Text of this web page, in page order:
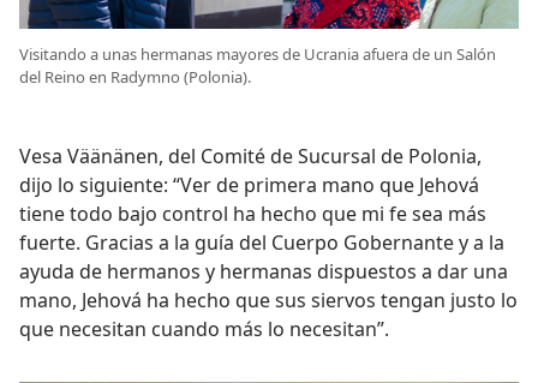
Visitando a unas hermanas mayores de Ucrania afuera de un Salón
del Reino en Radymno (Polonia).
Vesa Väänänen, del Comité de Sucursal de Polonia,
dijo lo siguiente: “Ver de primera mano que Jehová
tiene todo bajo control ha hecho que mi fe sea más
fuerte. Gracias a la guía del Cuerpo Gobernante y a la
ayuda de hermanos y hermanas dispuestos a dar una
mano, Jehová ha hecho que sus siervos tengan justo lo
que necesitan cuando más lo necesitan”.